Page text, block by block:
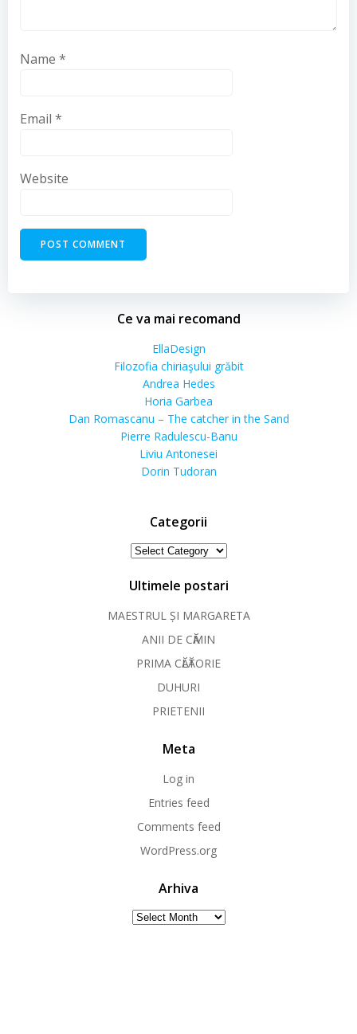
Name *
Email *
Website
Ce va mai recomand
EllaDesign
Filozofia chiriaşului grăbit
Andrea Hedes
Horia Garbea
Dan Romascanu – The catcher in the Sand
Pierre Radulescu-Banu
Liviu Antonesei
Dorin Tudoran
Categorii
Categorii
Ultimele postari
MAESTRUL ȘI MARGARETA
ANII DE CӐMIN
PRIMA CӐLӐTORIE
DUHURI
PRIETENII
Meta
Log in
Entries feed
Comments feed
WordPress.org
Arhiva
Arhiva